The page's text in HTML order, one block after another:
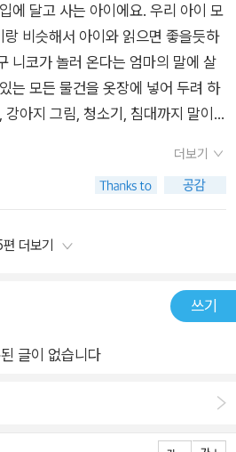
저절로 같이 나누고 함께 노는 즐거
.
에 달고 사는 아이에요. 우리 아이 모
비슷해서 아이와 읽으면 좋을듯하
니코가 놀러 온다는 엄마의 말에 살
는 모든 물건을 옷장에 넣어 두려 하
아지 그림, 청소기, 침대까지 말이
한 거라며 싹 옷장에 밀어 넣어 숨기
옷장에 넣을 줄 은 몰랐는데 살리
정말 강하다는 걸 알 수 있었어요.
리는 자기만 빼고 노는 거라 생각하고
것들이 한 번에 쏟아지고 그 사이에
있게 노는 이야기예요.함께 노는 법을
버리고 함께 나누면 즐거움이 있다는
더보기
더보기
쓰기
글이 없습니다